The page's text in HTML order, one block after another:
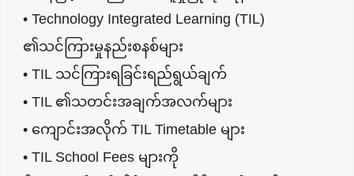
• Technology Integrated Learning (TIL)
၏သင်ကြားမှုနည်းစနစ်များ
• TIL သင်ကြားရခြင်းရည်ရွယ်ချက်
• TIL ၏သတင်းအချက်အလက်များ
• ကျောင်းအလိုက် TIL Timetable များ
• TIL School Fees များကို